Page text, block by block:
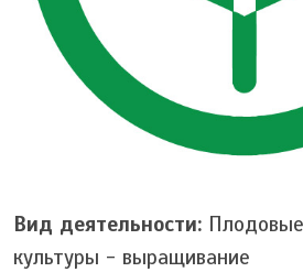
Вид деятельности:
культуры - выращивание